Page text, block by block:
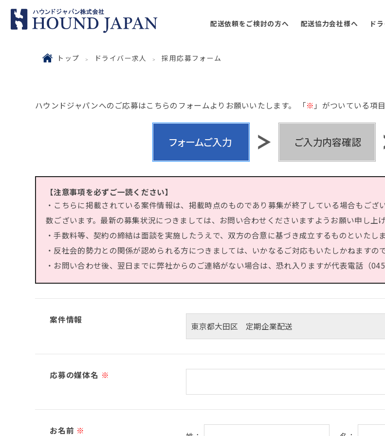
配送依頼をご検討の方へ 配送協力会社様へ ド
トップ ドライバー求人 採用応募フォーム
ハウンドジャパンへのご応募はこちらのフォームよりお願いいたします。 「※ 」がついている項
【注意事項を必ずご一読ください】
・こちらに掲載されている案件情報は、掲載時点のものであり募集が終了している場合もご
数ございます。最新の募集状況につきましては、お問い合わせくださいますようお願い申し上げ
・手数料等、契約の締結は面談を実施したうえで、双方の合意に基づき成立するものといたしま
・反社会的勢力との関係が認められる方につきましては、いかなるご対応もいたしかねますの
・お問い合わせ後、翌日までに弊社からのご連絡がない場合は、恐れ入りますが代表電話（
案件情報
応募の媒体名 ※
お名前 ※